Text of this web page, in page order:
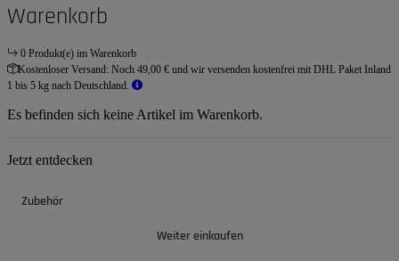
Warenkorb
0 Produkt(e) im Warenkorb
Kostenloser Versand: Noch 49,00 € und wir versenden kostenfrei mit DHL Paket Inland
1 bis 5 kg nach Deutschland.
Es befinden sich keine Artikel im Warenkorb.
Jetzt entdecken
Zubehör
Weiter einkaufen